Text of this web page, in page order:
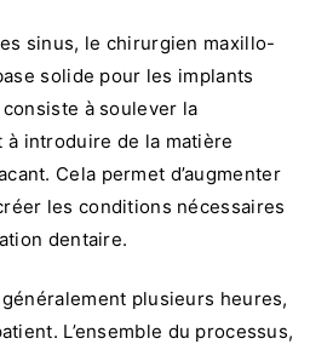
sinus, le chirurgien maxillo-
solide pour les implants
à soulever la
introduire de la matière
Cela permet d’augmenter
les conditions nécessaires
dentaire.
plusieurs heures,
L’ensemble du processus,